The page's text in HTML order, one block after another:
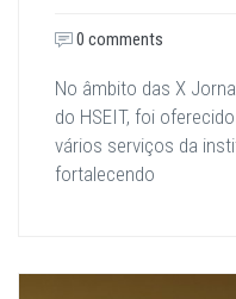
0 comments
No âmbito das X
do HSEIT, foi
vários serviços da
fortalecendo